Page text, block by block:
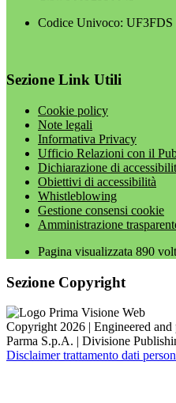
Codice Univoco: UF3FDS
Sezione Link Utili
Cookie policy
Note legali
Informativa Privacy
Ufficio Relazioni con il
Dichiarazione di
Obiettivi di accessibilità
Whistleblowing
Gestione consensi cookie
Amministrazione
Pagina visualizzata 890
Sezione Copyright
Copyright 2026 | Engineered
Parma S.p.A. | Divisione
Disclaimer trattamento dati